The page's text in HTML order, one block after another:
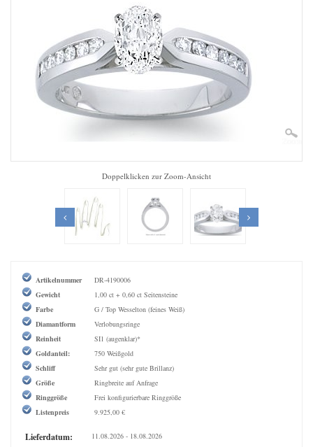
Zoom
Doppelklicken zur Zoom-Ansicht
Artikelnummer
DR-4190006
Gewicht
1,00 ct + 0,60 ct Seitensteine
Farbe
G / Top Wesselton (feines Weiß)
Diamantform
Verlobungsringe
Reinheit
SI1 (augenklar)*
Goldanteil:
750 Weißgold
Schliff
Sehr gut (sehr gute Brillanz)
Größe
Ringbreite auf Anfrage
Ringgröße
Frei konfigurierbare Ringgröße
Listenpreis
9.925,00 €
Lieferdatum: 11.08.2026 - 18.08.2026